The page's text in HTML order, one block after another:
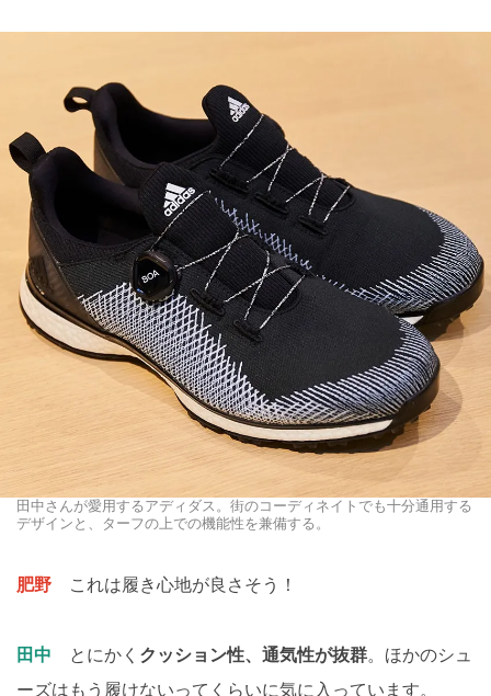
田中さんが愛用するアディダス。街のコーディネイトでも十分通用する
デザインと、ターフの上での機能性を兼備する。
肥野 これは履き心地が良さそう！
田中 とにかく クッション性、通気性が抜群。ほかのシュ
ーズはもう履けないってくらいに気に入っています。